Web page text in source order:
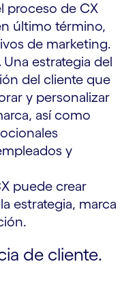
proceso de CX
último término,
de marketing.
Una estrategia del
del cliente que
y personalizar
así como
y
puede crear
estrategia, marca
de cliente.